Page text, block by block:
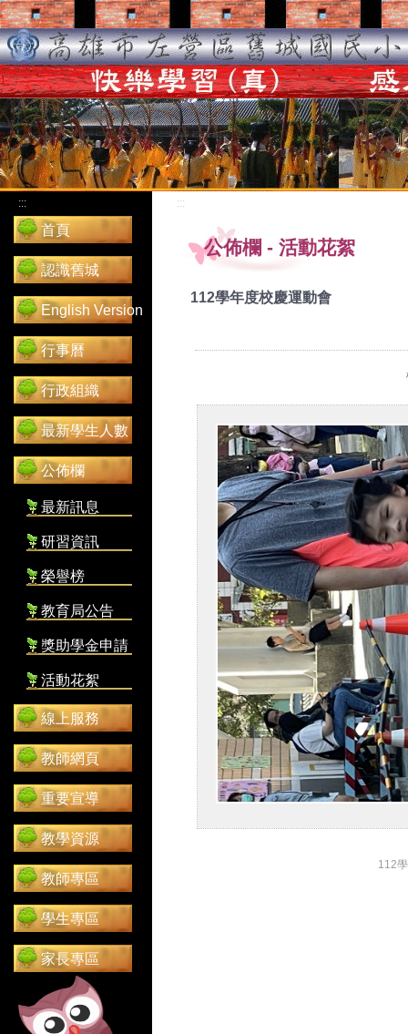
:::
首頁
認識舊城
English Version
行事曆
行政組織
最新學生人數
公佈欄
最新訊息
研習資訊
榮譽榜
教育局公告
獎助學金申請
活動花絮
線上服務
教師網頁
重要宣導
教學資源
教師專區
學生專區
家長專區
:::
公佈欄 - 活動花絮
112學年度校慶運動會
112